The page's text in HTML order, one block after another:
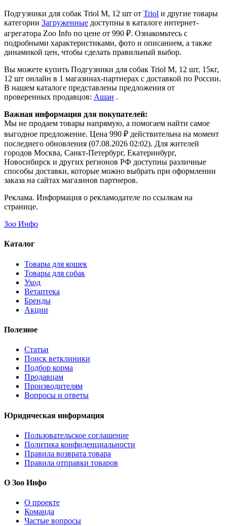
Подгузники для собак Triol M, 12 шт от Triol и другие товары
категории Загруженные доступны в каталоге интернет-
агрегатора Zoo Info по цене от 990 ₽. Ознакомьтесь с
подробными характеристиками, фото и описанием, а также
динамикой цен, чтобы сделать правильный выбор.
Вы можете купить Подгузники для собак Triol M, 12 шт, 15кг,
12 шт онлайн в 1 магазинах-партнерах с доставкой по России.
В нашем каталоге представлены предложения от
проверенных продавцов: Ашан .
Важная информация для покупателей:
Мы не продаем товары напрямую, а помогаем найти самое
выгодное предложение. Цена 990 ₽ действительна на момент
последнего обновления (07.08.2026 02:02). Для жителей
городов Москва, Санкт-Петербург, Екатеринбург,
Новосибирск и других регионов РФ доступны различные
способы доставки, которые можно выбрать при оформлении
заказа на сайтах магазинов партнеров.
Реклама. Информация о рекламодателе по ссылкам на
странице.
Зоо Инфо
Каталог
Товары для кошек
Товары для собак
Уход
Ветаптека
Бренды
Акции
Полезное
Статьи
Поиск ветклиники
Подбор корма
Продавцам
Производителям
Вопросы и ответы
Юридическая информация
Пользовательское соглашение
Политика конфиденциальности
Правила возврата товара
Правила отправки товаров
О Зоо Инфо
О проекте
Команда
Частые вопросы